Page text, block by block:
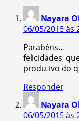
Nayara
06/05/2015 às
Parabéns…
felicidades,
produtivo do
Responder
Nayara
06/05/2015 às